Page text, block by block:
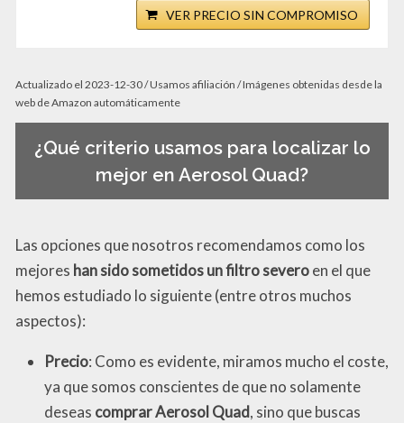
VER PRECIO SIN COMPROMISO
Actualizado el 2023-12-30 / Usamos afiliación / Imágenes obtenidas desde la
web de Amazon automáticamente
¿Qué criterio usamos para localizar lo
mejor en Aerosol Quad?
Las opciones que nosotros recomendamos como los
mejores han sido sometidos un filtro severoen el que
hemos estudiado lo siguiente (entre otros muchos
aspectos):
Precio: Como es evidente, miramos mucho el coste,
ya que somos conscientes de que no solamente
deseas comprar Aerosol Quad, sino que buscas